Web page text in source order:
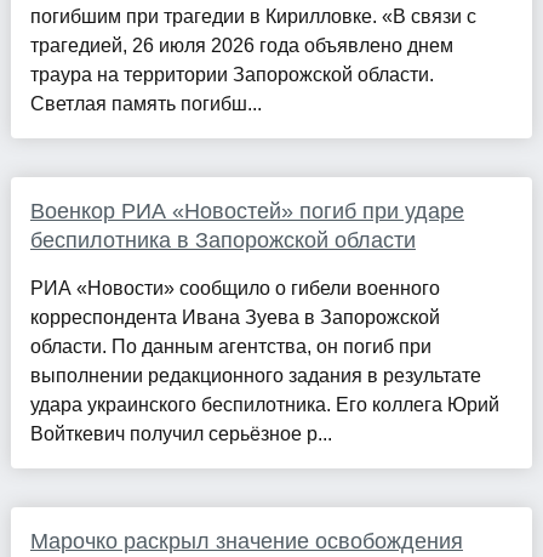
погибшим при трагедии в Кирилловке. «В связи с
трагедией, 26 июля 2026 года объявлено днем
траура на территории Запорожской области.
Светлая память погибш...
Военкор РИА «Новостей» погиб при ударе
беспилотника в Запорожской области
РИА «Новости» сообщило о гибели военного
корреспондента Ивана Зуева в Запорожской
области. По данным агентства, он погиб при
выполнении редакционного задания в результате
удара украинского беспилотника. Его коллега Юрий
Войткевич получил серьёзное р...
Марочко раскрыл значение освобождения